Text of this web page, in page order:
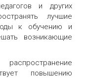
и других
лучшие
к обучению и
возникающие
повышению